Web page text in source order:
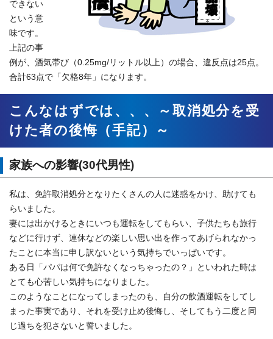
できない
という意
味です。
上記の事
例が、酒気帯び（0.25mg/リットル以上）の場合、違反点は25点。
合計63点で「欠格8年」になります。
こんなはずでは、、、～取消処分を受
けた者の後悔（手記）～
家族への影響(30代男性)
私は、免許取消処分となりたくさんの人に迷惑をかけ、助けても
らいました。
妻には出かけるときにいつも運転をしてもらい、子供たちも旅行
などに行けず、連休などの楽しい思い出を作ってあげられなかっ
たことに本当に申し訳ないという気持ちでいっぱいです。
ある日「パパは何で免許なくなっちゃったの？」といわれた時は
とても心苦しい気持ちになりました。
このようなことになってしまったのも、自分の飲酒運転をしてし
まった事実であり、それを受け止め後悔し、そしてもう二度と同
じ過ちを犯さないと誓いました。